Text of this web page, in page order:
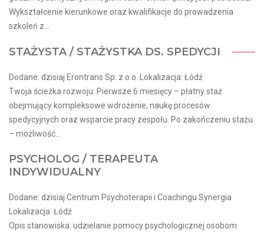
Wykształcenie kierunkowe oraz kwalifikacje do prowadzenia
szkoleń z...
STAŻYSTA / STAŻYSTKA DS. SPEDYCJI
Dodane: dzisiaj Erontrans Sp. z o.o. Lokalizacja: Łódź
Twoja ścieżka rozwoju: Pierwsze 6 miesięcy – płatny staż
obejmujący kompleksowe wdrożenie, naukę procesów
spedycyjnych oraz wsparcie pracy zespołu. Po zakończeniu stażu
– możliwość...
PSYCHOLOG / TERAPEUTA
INDYWIDUALNY
Dodane: dzisiaj Centrum Psychoterapii i Coachingu Synergia
Lokalizacja: Łódź
Opis stanowiska: udzielanie pomocy psychologicznej osobom